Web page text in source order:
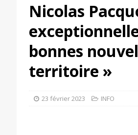
Nicolas
bonnes
territoire »
23 février 2023 INFO